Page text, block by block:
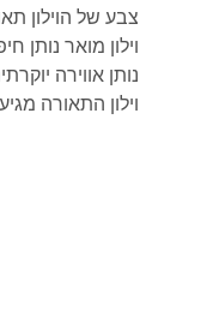
צבע של הוילון
וילון מואר נותן
נותן אווירה
וילון התאורה מגיע במידות של